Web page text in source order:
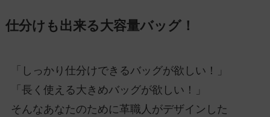
仕分けも出来る大容量バッグ！
「しっかり仕分けできるバッグが欲しい！」
「長く使える大きめバッグが欲しい！」
そんなあなたのために革職人がデザインした